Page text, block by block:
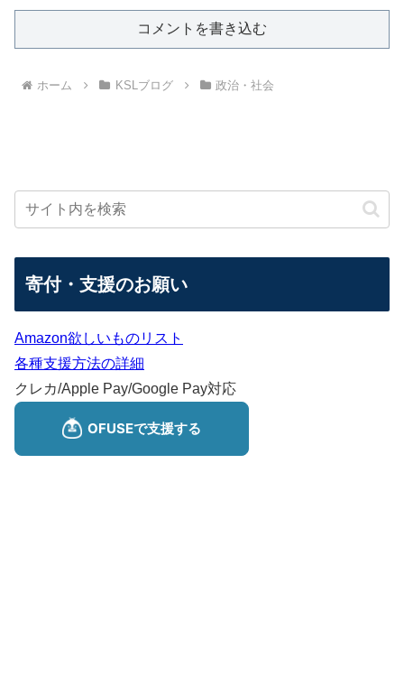
コメントを書き込む
ホーム KSLブログ 政治・社会
寄付・支援のお願い
Amazon欲しいものリスト
各種支援方法の詳細
クレカ/Apple Pay/Google Pay対応